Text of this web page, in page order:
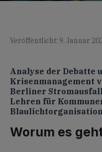
Veröffentlicht: 9. Januar
Analyse der Debatte
Krisenmanagement
Berliner
Lehren für
Worum es